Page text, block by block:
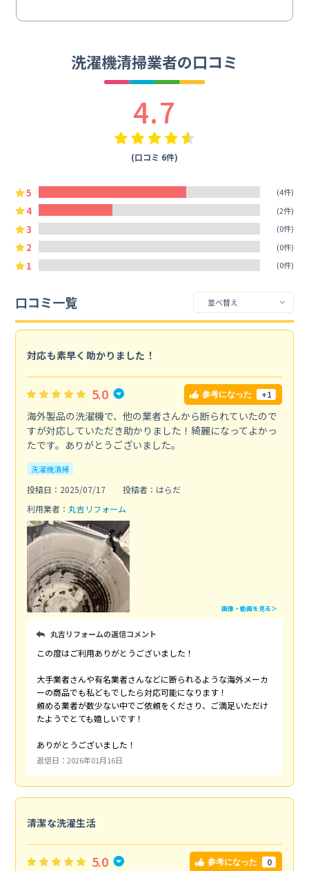
洗濯機清掃業者の口コミ
4.7
(口コミ 6件)
5 (4件)
4 (2件)
3 (0件)
2 (0件)
1 (0件)
口コミ一覧
対応も素早く助かりました！
5.0 参考になった +1
海外製品の洗濯機で、他の業者さんから断られていたので
すが対応していただき助かりました！綺麗になってよかっ
たです。ありがとうございました。
洗濯機清掃
投稿日：2025/07/17
投稿者：はらだ
利用業者： 丸吉リフォーム
画像・動画を見る＞
丸吉リフォームの返信コメント
この度はご利用ありがとうございました！
大手業者さんや有名業者さんなどに断られるような海外メーカ
ーの商品でも私どもでしたら対応可能になります！
頼める業者が数少ない中でご依頼をくださり、ご満足いただけ
たようでとても嬉しいです！
ありがとうございました！
返信日：2026年01月16日
清潔な洗濯生活
5.0 参考になった 0